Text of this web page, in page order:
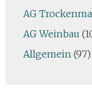
AG
AG Weinbau
Allgemein(97)